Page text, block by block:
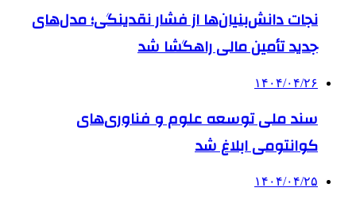
نجات دانش‌بنیان‌ها از فشار نقدینگی؛ مدل‌های
جدید تأمین مالی راهگشا شد
۱۴۰۴/۰۴/۲۶
سند ملی توسعه علوم و فناوری‌های
کوانتومی ابلاغ شد
۱۴۰۴/۰۴/۲۵